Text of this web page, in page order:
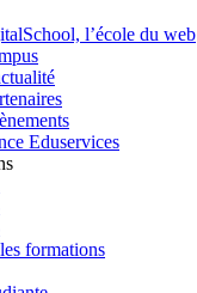
l’école du web
Eduservices
formations